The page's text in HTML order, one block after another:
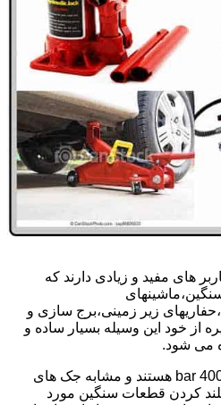
های مفید و زیادی دارند که
زیر زمینی،برج سازی و
از خود این وسیله بسیار ساده و
می شود.
جکهای زیر دارای فشار کاری 400 bar هستند و مشابه جک های
کردن قطعات سنگین مورد